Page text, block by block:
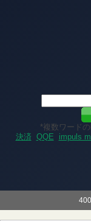
*複数ワード
決済 QQE impuls